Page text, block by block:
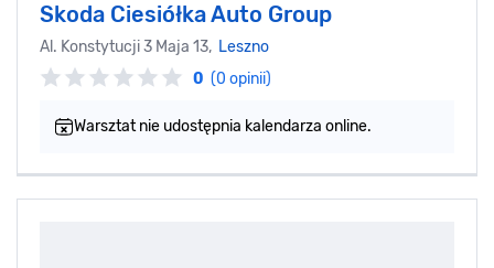
Skoda Ciesiółka Auto Group
Al. Konstytucji 3 Maja 13, Leszno
0 (0 opinii)
Warsztat nie udostępnia kalendarza online.